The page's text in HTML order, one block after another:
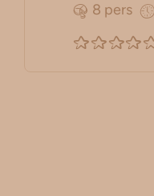
8 pers